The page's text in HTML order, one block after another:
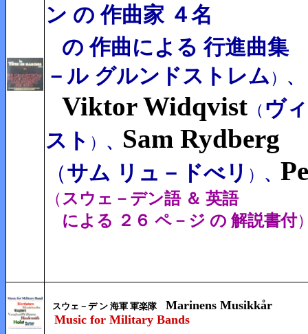
ン の 作曲家 ４名
の 作曲による 行進曲
－ル グルンドストレム） 、
Viktor Widqvist （ ヴ
スト ） 、 Sam Rydberg
（サム リュ－ドべリ ） 、
（スウェ－デン語 ＆ 英語
による ２６ ペ－ジ の 解説書付
スウェ－デ ン 海軍 軍楽隊 Marinens Musikkår
Music for Military Bands